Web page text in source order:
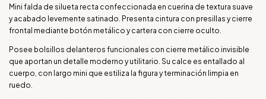
Mini falda de silueta recta confeccionada en cuerina de textura suave
y acabado levemente satinado. Presenta cintura con presillas y cierre
frontal mediante botón metálico y cartera con cierre oculto.
Posee bolsillos delanteros funcionales con cierre metálico invisible
que aportan un detalle moderno y utilitario. Su calce es entallado al
cuerpo, con largo mini que estiliza la figura y terminación limpia en
ruedo.